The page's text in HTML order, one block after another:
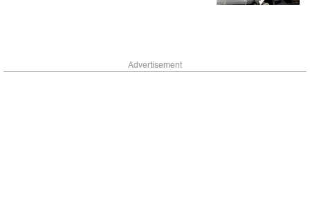
Advertisement